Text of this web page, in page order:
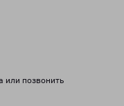
или позвонить